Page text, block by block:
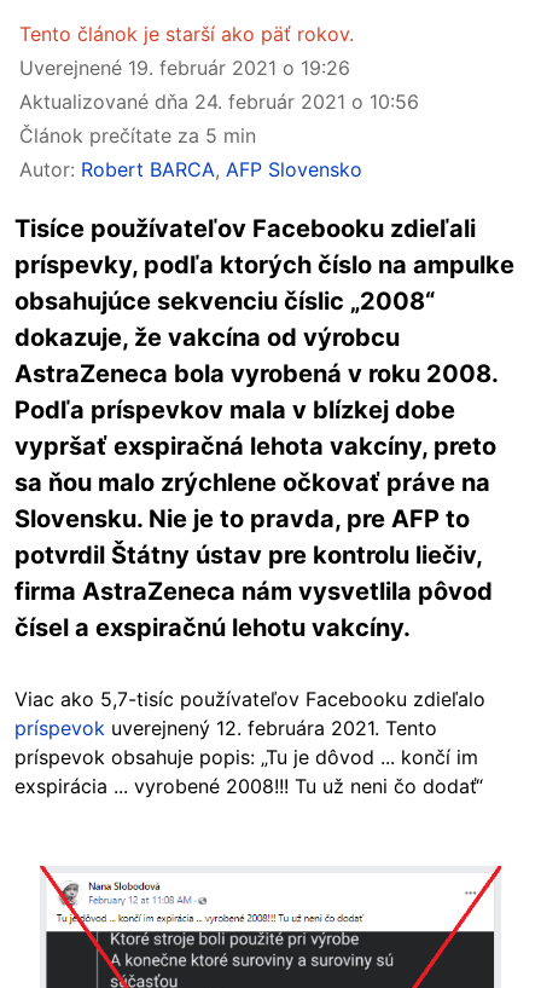
Tento článok je starší ako päť rokov.
Uverejnené 19. február 2021 o 19:26
Aktualizované dňa 24. február 2021 o 10:56
Článok prečítate za 5 min
Autor: Robert BARCA, AFP Slovensko
Tisíce používateľov Facebooku zdieľali
príspevky, podľa ktorých číslo na ampulke
obsahujúce sekvenciu číslic „2008“
dokazuje, že vakcína od výrobcu
AstraZeneca bola vyrobená v roku 2008.
Podľa príspevkov mala v blízkej dobe
vypršať exspiračná lehota vakcíny, preto
sa ňou malo zrýchlene očkovať práve na
Slovensku. Nie je to pravda, pre AFP to
potvrdil Štátny ústav pre kontrolu liečiv,
firma AstraZeneca nám vysvetlila pôvod
čísel a exspiračnú lehotu vakcíny.
Viac ako 5,7-tisíc používateľov Facebooku zdieľalo
príspevok uverejnený 12. februára 2021. Tento
príspevok obsahuje popis: „Tu je dôvod ... končí im
exspirácia ... vyrobené 2008!!! Tu už neni čo dodať“
Image